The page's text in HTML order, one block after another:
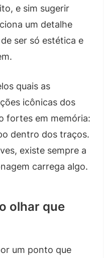
e sim sugerir
um detalhe
ser só estética e
quais as
icônicas dos
fortes em memória:
dentro dos traços.
existe sempre a
carrega algo.
olhar que
um ponto que